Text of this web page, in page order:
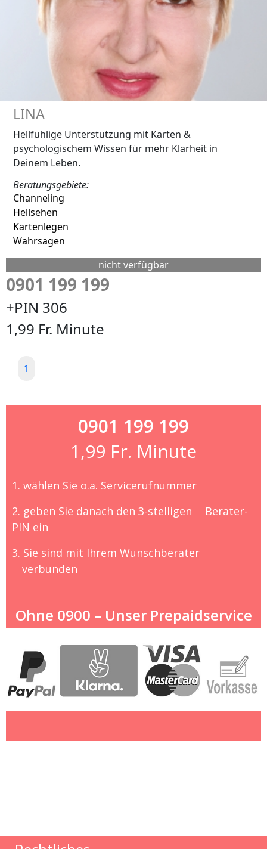
LINA
Hellfühlige Unterstützung mit Karten &
psychologischem Wissen für mehr Klarheit in
Deinem Leben.
Beratungsgebiete:
Channeling
Hellsehen
Kartenlegen
Wahrsagen
nicht verfügbar
0901 199 199
+PIN 306
1,99 Fr. Minute
1
0901 199 199
1,99 Fr. Minute
1. wählen Sie o.a. Servicerufnummer
2. geben Sie danach den 3-stelligen
Berater-
PIN ein
3. Sie sind mit Ihrem Wunschberater
verbunden
Ohne 0900 – Unser Prepaidservice